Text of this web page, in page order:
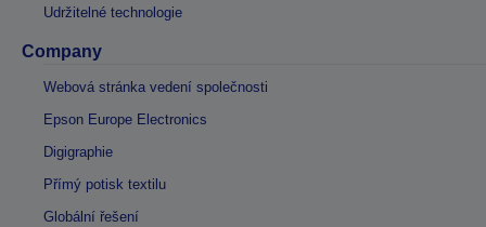
Udržitelné technologie
Company
Webová stránka vedení společnosti
Epson Europe Electronics
Digigraphie
Přímý potisk textilu
Globální řešení